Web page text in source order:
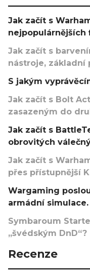
Jak začít s
nejpopulárnějších
Jak začít s
nástroje, základní
S jakým
Jak začít s Bolt
zasazeným do
Jak začít s
obrovitých
Jak začít s
přes přístupnější
Wargaming
armádní
Symbaroum
„švédským DnD“?
Recenze